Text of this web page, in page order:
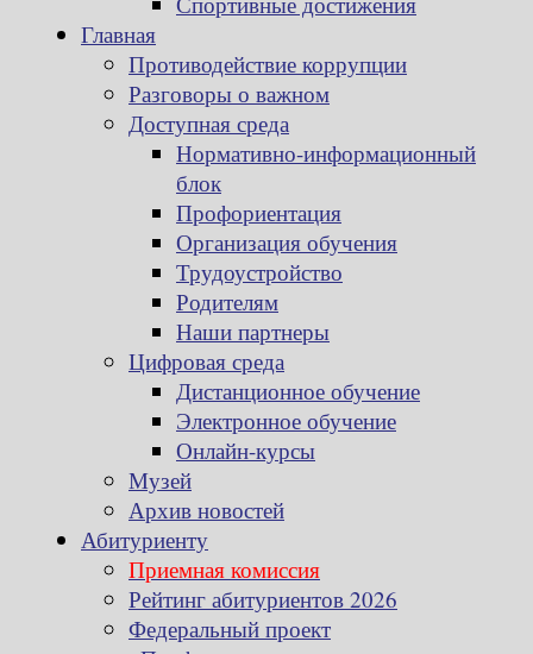
Главная
Противодействие коррупции
Разговоры о важном
Доступная среда
Нормативно-информационный
блок
Профориентация
Организация обучения
Трудоустройство
Родителям
Наши партнеры
Цифровая среда
Дистанционное обучение
Электронное обучение
Онлайн-курсы
Музей
Архив новостей
Абитуриенту
Приемная комиссия
Рейтинг абитуриентов 2026
Федеральный проект